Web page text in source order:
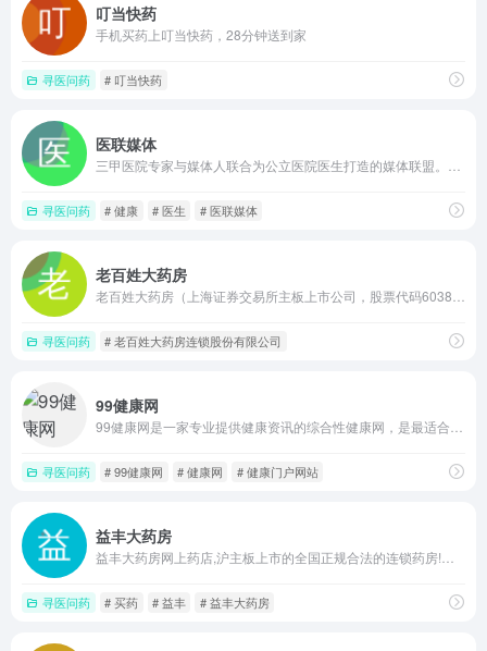
叮当快药
手机买药上叮当快药，28分钟送到家
寻医问药 # 叮当快药
医联媒体
寻医问药 # 健康 # 医生 # 医联媒体
老百姓大药房
寻医问药 # 老百姓大药房连锁股份有限公司
99健康网
寻医问药 # 99健康网 # 健康网 # 健康门户网站
益丰大药房
寻医问药 # 买药 # 益丰 # 益丰大药房